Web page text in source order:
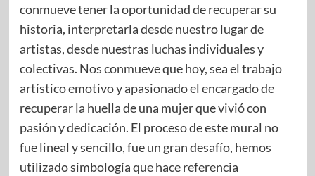
conmueve tener la oportunidad de recuperar su
historia, interpretarla desde nuestro lugar de
artistas, desde nuestras luchas individuales y
colectivas. Nos conmueve que hoy, sea el trabajo
artístico emotivo y apasionado el encargado de
recuperar la huella de una mujer que vivió con
pasión y dedicación. El proceso de este mural no
fue lineal y sencillo, fue un gran desafío, hemos
utilizado simbología que hace referencia